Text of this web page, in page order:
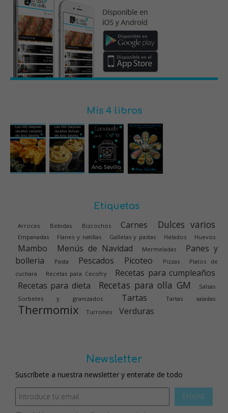
Mis 4 libros
Etiquetas
Arroces Bebidas Bizcochos Carnes Dulces varios
Empanadas Flanes y natillas Galletas y pastas Helados Huevos
Mambo Menús de Navidad Mermeladas
Panes y
bolleria
Pasta Pescados Picoteo Pizzas
Platos de
cuchara
Recetas para Cecofry
Recetas para cumpleaños
Recetas para dieta
Recetas para olla GM
Salsas
Sorbetes y granizados
Tartas Tartas saladas
Thermomix Turrones Verduras
Newsletter
Suscríbete a nuestra newsletter y enterate de todo
ENVIAR